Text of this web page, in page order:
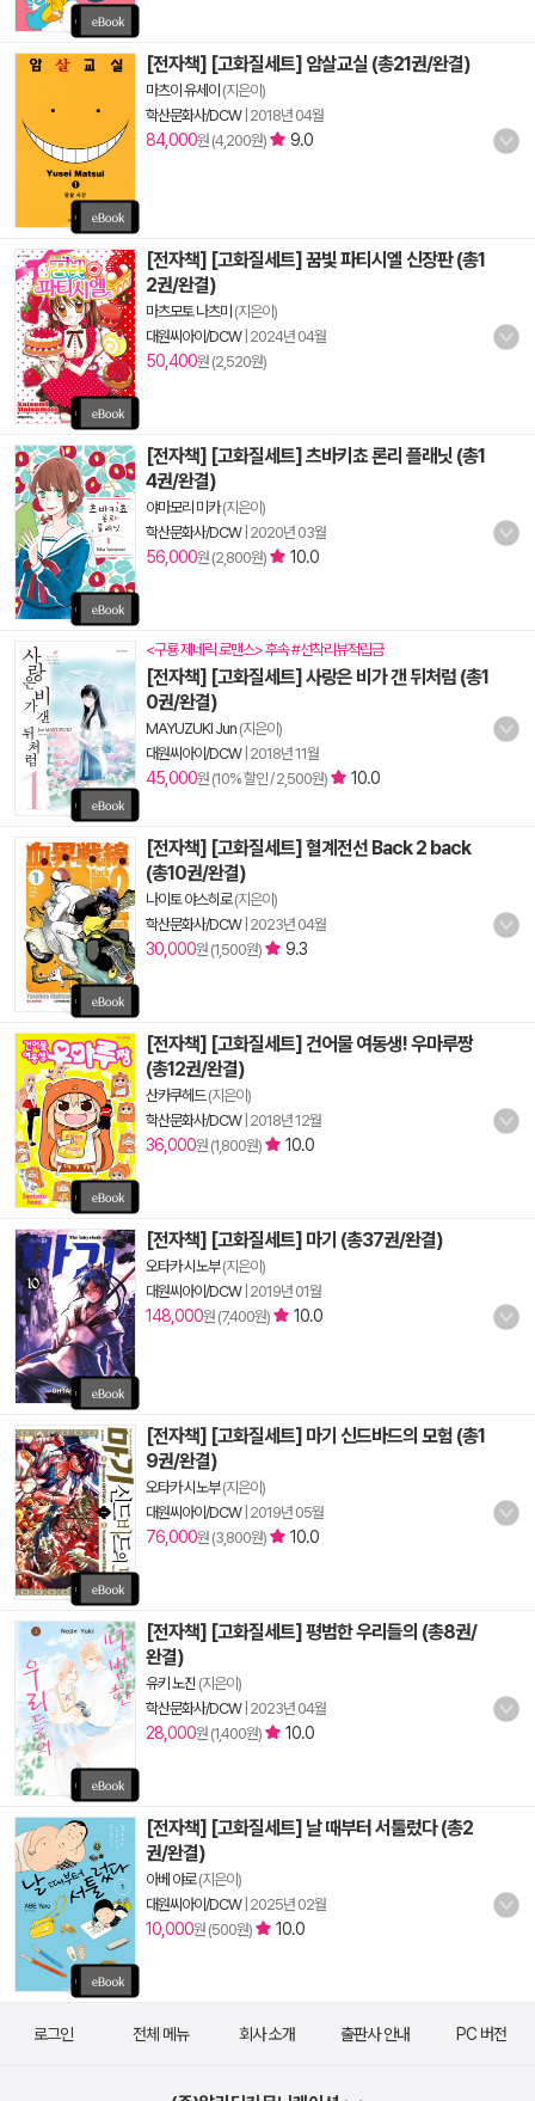
[전자책] [고화질세트] 암살교실 (총21권/완결)
마츠이 유세이 (지은이)
학산문화사/DCW| 2018년 04월
84,000원 (4,200원) 9.0
[전자책] [고화질세트] 꿈빛 파티시엘 신장판 (총1
2권/완결)
마츠모토 나츠미 (지은이)
대원씨아이/DCW| 2024년 04월
50,400원 (2,520원)
[전자책] [고화질세트] 츠바키쵸 론리 플래닛 (총1
4권/완결)
야마모리 미카(지은이)
학산문화사/DCW| 2020년 03월
56,000원 (2,800원) 10.0
<구룡 제네릭 로맨스> 후속 #선착리뷰적립금
[전자책] [고화질세트] 사랑은 비가 갠 뒤처럼 (총1
0권/완결)
MAYUZUKI Jun (지은이)
대원씨아이/DCW| 2018년 11월
45,000원 (10% 할인 / 2,500원) 10.0
[전자책] [고화질세트] 혈계전선 Back 2 back
(총10권/완결)
나이토 야스히로(지은이)
학산문화사/DCW| 2023년 04월
30,000원 (1,500원) 9.3
[전자책] [고화질세트] 건어물 여동생! 우마루짱
(총12권/완결)
산카쿠헤드(지은이)
학산문화사/DCW| 2018년 12월
36,000원 (1,800원) 10.0
[전자책] [고화질세트] 마기 (총37권/완결)
오타카 시노부(지은이)
대원씨아이/DCW| 2019년 01월
148,000원 (7,400원) 10.0
[전자책] [고화질세트] 마기 신드바드의 모험 (총1
9권/완결)
오타카 시노부(지은이)
대원씨아이/DCW| 2019년 05월
76,000원 (3,800원) 10.0
[전자책] [고화질세트] 평범한 우리들의 (총8권/
완결)
유키 노진 (지은이)
학산문화사/DCW| 2023년 04월
28,000원 (1,400원) 10.0
[전자책] [고화질세트] 날 때부터 서툴렀다 (총2
권/완결)
아베 야로(지은이)
대원씨아이/DCW| 2025년 02월
10,000원 (500원) 10.0
로그인 전체 메뉴 회사 소개 출판사 안내 PC 버전